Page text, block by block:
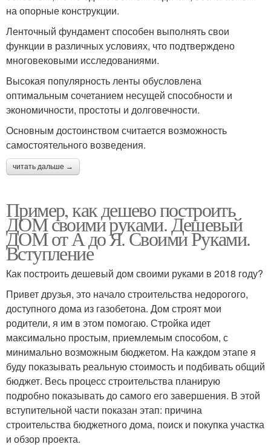
на опорные конструкции.
Ленточный фундамент способен выполнять свои
функции в различных условиях, что подтверждено
многовековыми исследованиями.
Высокая популярность ленты обусловлена
оптимальным сочетанием несущей способности и
экономичности, простоты и долговечности.
Основным достоинством считается возможность
самостоятельного возведения.
читать дальше →
Пример, как дешево построить
ДОМ своими руками. Дешевый
ДОМ от А до Я. Своими Руками.
Вступление
Как построить дешевый дом своими руками в 2018 году?
Привет друзья, это начало строительства недорогого,
доступного дома из газобетона. Дом строят мои
родители, я им в этом помогаю. Стройка идет
максимально простым, приемлемым способом, с
минимально возможным бюджетом. На каждом этапе я
буду показывать реальную стоимость и подбивать общий
бюджет. Весь процесс строительства планирую
подробно показывать до самого его завершения. В этой
вступительной части показан этап: причина
строительства бюджетного дома, поиск и покупка участка
и обзор проекта.